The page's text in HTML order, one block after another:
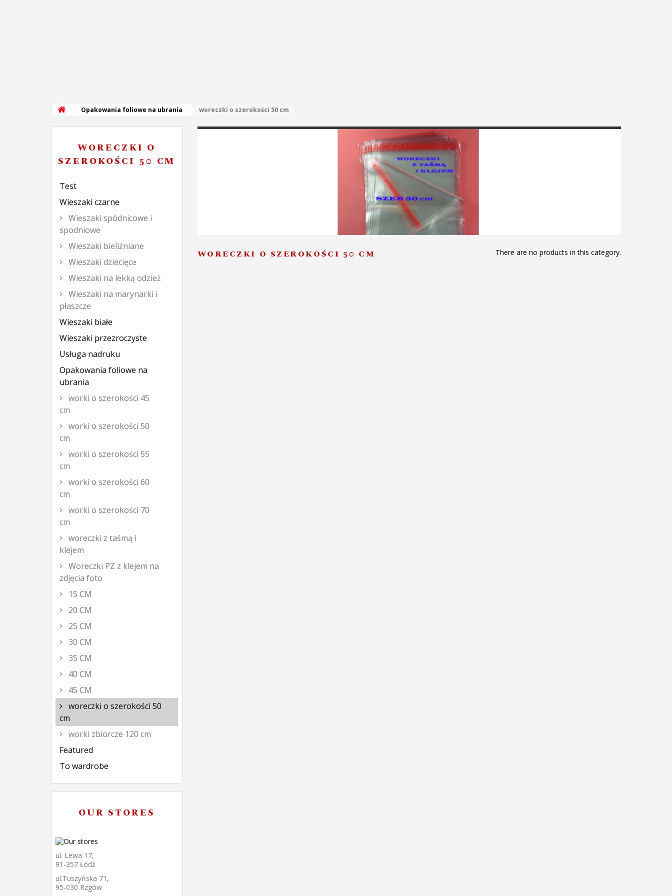
Opakowania foliowe na ubrania woreczki o szerokości 50 cm
WORECZKI O
SZEROKOŚCI 50 CM
Test
Wieszaki czarne
Wieszaki spódnicowe i
spodniowe
Wieszaki bieliźniane
Wieszaki dziecięce
Wieszaki na lekką odzież
Wieszaki na marynarki i
płaszcze
Wieszaki białe
Wieszaki przezroczyste
Usługa nadruku
Opakowania foliowe na
ubrania
worki o szerokości 45
cm
worki o szerokości 50
cm
worki o szerokości 55
cm
worki o szerokości 60
cm
worki o szerokości 70
cm
woreczki z taśmą i
klejem
Woreczki PZ z klejem na
zdjęcia foto
15 CM
20 CM
25 CM
30 CM
35 CM
40 CM
45 CM
woreczki o szerokości 50
cm
worki zbiorcze 120 cm
Featured
To wardrobe
OUR STORES
ul. Lewa 17,
91-357 Łódź
ul.Tuszyńska 71,
95-030 Rzgów
WORECZKI O SZEROKOŚCI 50 CM There are no products in this category.